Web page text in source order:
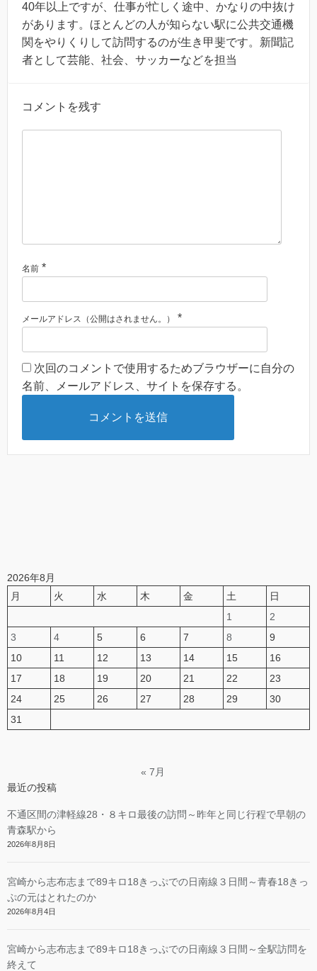
40年以上ですが、仕事が忙しく途中、かなりの中抜け
があります。ほとんどの人が知らない駅に公共交通機
関をやりくりして訪問するのが生き甲斐です。新聞記
者として芸能、社会、サッカーなどを担当
コメントを残す
名前 *
メールアドレス（公開はされません。） *
次回のコメントで使用するためブラウザーに自分の
名前、メールアドレス、サイトを保存する。
2026年8月
月
火 水 木 金 土
日
1
2
3
4 5 6 7 8
9
10
11 12 13 14 15
16
17
18 19 20 21 22
23
24
25 26 27 28 29
30
31
« 7月
最近の投稿
不通区間の津軽線28・８キロ最後の訪問～昨年と同じ行程で早朝の
青森駅から
2026年8月8日
宮崎から志布志まで89キロ18きっぷでの日南線３日間～青春18きっ
ぷの元はとれたのか
2026年8月4日
宮崎から志布志まで89キロ18きっぷでの日南線３日間～全駅訪問を
終えて